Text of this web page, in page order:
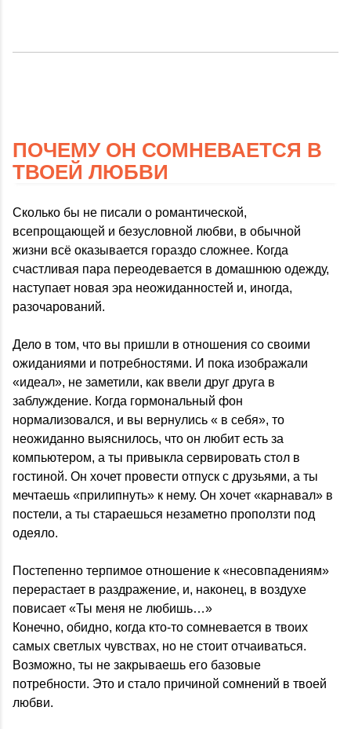
ПОЧЕМУ ОН СОМНЕВАЕТСЯ В
ТВОЕЙ ЛЮБВИ
Сколько бы не писали о романтической,
всепрощающей и безусловной любви, в обычной
жизни всё оказывается гораздо сложнее. Когда
счастливая пара переодевается в домашнюю одежду,
наступает новая эра неожиданностей и, иногда,
разочарований.
Дело в том, что вы пришли в отношения со своими
ожиданиями и потребностями. И пока изображали
«идеал», не заметили, как ввели друг друга в
заблуждение. Когда гормональный фон
нормализовался, и вы вернулись « в себя», то
неожиданно выяснилось, что он любит есть за
компьютером, а ты привыкла сервировать стол в
гостиной. Он хочет провести отпуск с друзьями, а ты
мечтаешь «прилипнуть» к нему. Он хочет «карнавал» в
постели, а ты стараешься незаметно проползти под
одеяло.
Постепенно терпимое отношение к «несовпадениям»
перерастает в раздражение, и, наконец, в воздухе
повисает «Ты меня не любишь…»
Конечно, обидно, когда кто-то сомневается в твоих
самых светлых чувствах, но не стоит отчаиваться.
Возможно, ты не закрываешь его базовые
потребности. Это и стало причиной сомнений в твоей
любви.